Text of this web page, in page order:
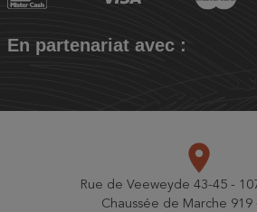
En partenariat avec :
place
Rue de Veeweyde 43-45 -
Chaussée de Marche 919